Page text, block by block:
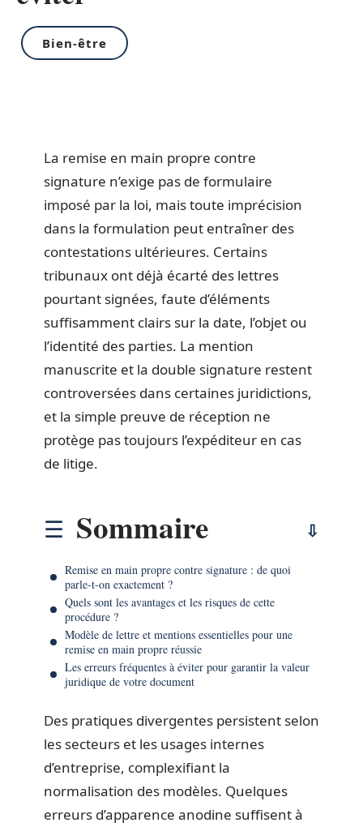
Bien-être
La remise en main propre contre
signature n’exige pas de formulaire
imposé par la loi, mais toute imprécision
dans la formulation peut entraîner des
contestations ultérieures. Certains
tribunaux ont déjà écarté des lettres
pourtant signées, faute d’éléments
suffisamment clairs sur la date, l’objet ou
l’identité des parties. La mention
manuscrite et la double signature restent
controversées dans certaines juridictions,
et la simple preuve de réception ne
protège pas toujours l’expéditeur en cas
de litige.
Sommaire
Remise en main propre contre signature : de quoi
parle-t-on exactement ?
Quels sont les avantages et les risques de cette
procédure ?
Modèle de lettre et mentions essentielles pour une
remise en main propre réussie
Les erreurs fréquentes à éviter pour garantir la valeur
juridique de votre document
Des pratiques divergentes persistent selon
les secteurs et les usages internes
d’entreprise, complexifiant la
normalisation des modèles. Quelques
erreurs d’apparence anodine suffisent à